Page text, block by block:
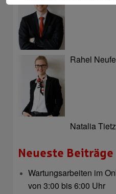
Rahel
Natalia Tietz
Neueste Beiträge
Wartungsarbeiten im
von 3:00 bis 6:00 Uhr